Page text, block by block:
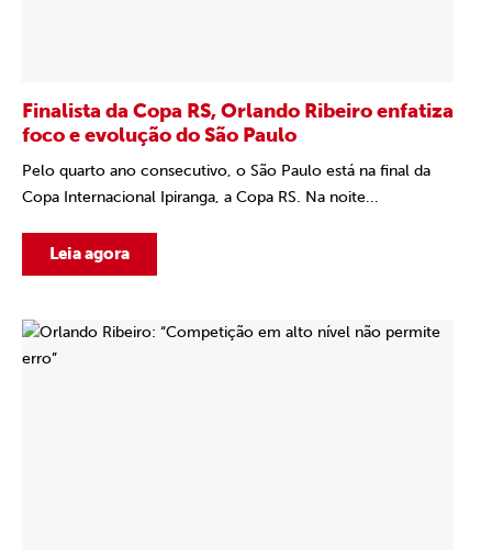
Finalista da Copa RS, Orlando Ribeiro enfatiza
foco e evolução do São Paulo
Pelo quarto ano consecutivo, o São Paulo está na final da
Copa Internacional Ipiranga, a Copa RS. Na noite...
Leia agora